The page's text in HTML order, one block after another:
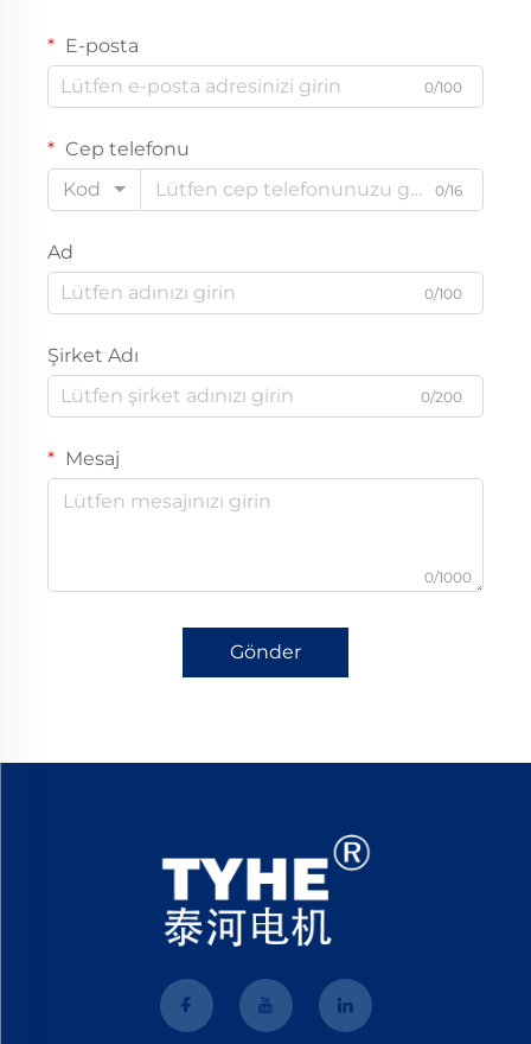
E-posta
0/100
Cep telefonu
Kod
0/16
Ad
0/100
Şirket Adı
0/200
Mesaj
0/1000
Gönder